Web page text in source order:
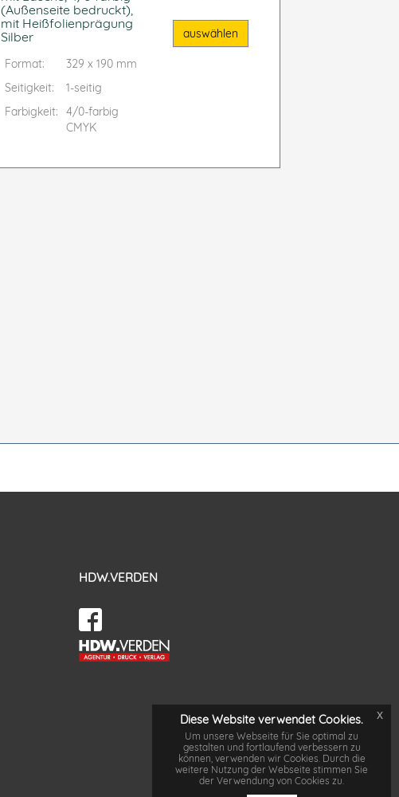
(Außenseite bedruckt),
mit Heißfolienprägung
Silber
Format:
329 x 190 mm
Seitigkeit:
1-seitig
Farbigkeit:
4/0-farbig
CMYK
auswählen
HDW.VERDEN
Diese Website verwendet Cookies.
Um unsere Webseite für Sie optimal zu
gestalten und fortlaufend verbessern zu
können, verwenden wir Cookies. Durch die
weitere Nutzung der Webseite stimmen Sie
der Verwendung von Cookies zu.
x